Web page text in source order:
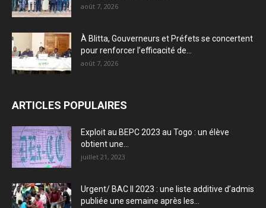
août 7, 2026
À Blitta, Gouverneurs et Préfets se concertent
pour renforcer l’efficacité de...
août 7, 2026
ARTICLES POPULAIRES
Exploit au BEPC 2023 au Togo : un élève
obtient une...
juillet 21, 2023
Urgent/ BAC II 2023 : une liste additive d’admis
publiée une semaine après les...